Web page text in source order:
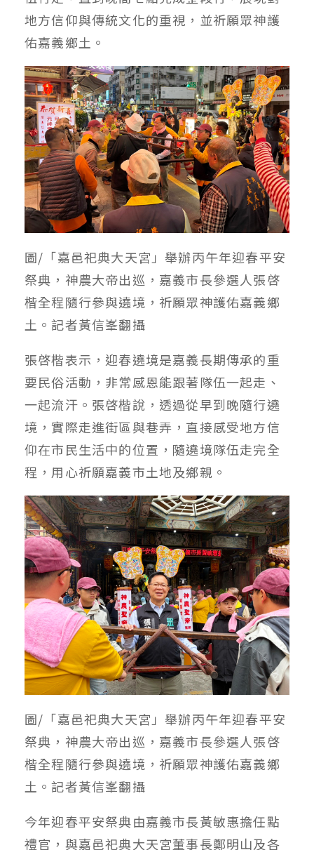
地方信仰與傳統文化的重視，並祈願眾神護
佑嘉義鄉土。
圖/「嘉邑祀典大天宮」舉辦丙午年迎春平安
祭典，神農大帝出巡，嘉義市長參選人張啓
楷全程隨行參與遶境，祈願眾神護佑嘉義鄉
土。記者黃信峯翻攝
張啓楷表示，迎春遶境是嘉義長期傳承的重
要民俗活動，非常感恩能跟著隊伍一起走、
一起流汗。張啓楷說，透過從早到晚隨行遶
境，實際走進街區與巷弄，直接感受地方信
仰在市民生活中的位置，隨遶境隊伍走完全
程，用心祈願嘉義市土地及鄉親。
圖/「嘉邑祀典大天宮」舉辦丙午年迎春平安
祭典，神農大帝出巡，嘉義市長參選人張啓
楷全程隨行參與遶境，祈願眾神護佑嘉義鄉
土。記者黃信峯翻攝
今年迎春平安祭典由嘉義市長黃敏惠擔任點
禮官，與嘉邑祀典大天宮董事長鄭明山及各